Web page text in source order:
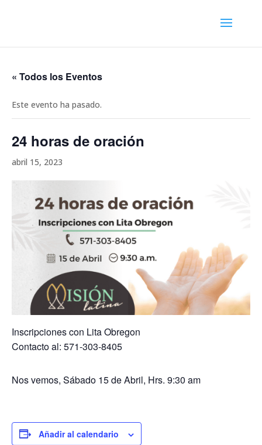
« Todos los Eventos
Este evento ha pasado.
24 horas de oración
abril 15, 2023
Inscripciones con Lita Obregon
Contacto al: 571-303-8405
Nos vemos, Sábado 15 de Abril, Hrs. 9:30 am
Añadir al calendario